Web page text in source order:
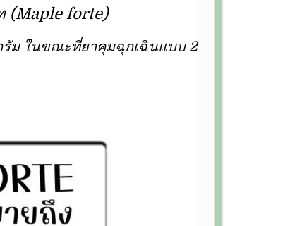
(Maple forte)
กรัม ในขณะที่ยาคุมฉุกเฉินแบบ 2